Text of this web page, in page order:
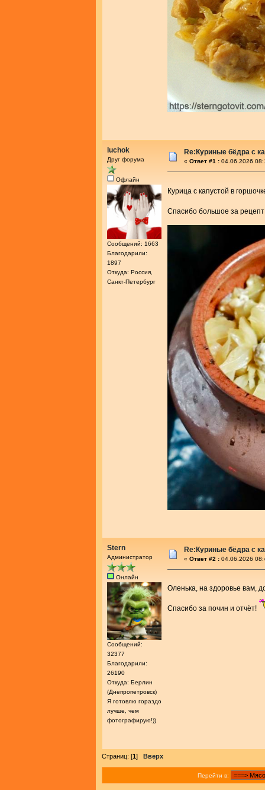
luchok
Друг форума
Офлайн
Сообщений: 1663
Благодарили:
1897
Откуда: Россия,
Санкт-Петербург
Re:Куриные бёдра с
« Ответ #1 : 04.06.2026
Курица с капустой в
Спасибо большое за
Stern
Администратор
Онлайн
Сообщений:
32377
Благодарили:
26190
Откуда: Берлин
(Днепропетровск)
Я готовлю гораздо
лучше, чем
фотографирую!))
Re:Куриные бёдра с
« Ответ #2 : 04.06.2026
Оленька, на здоровье вам,
Спасибо за почин и отчёт!
Страниц: [1] Вверх
Перейти в: